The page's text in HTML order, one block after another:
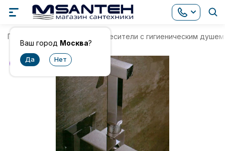
Ваш город Москва?
Главная Смесители с гигиеническим душем
хит